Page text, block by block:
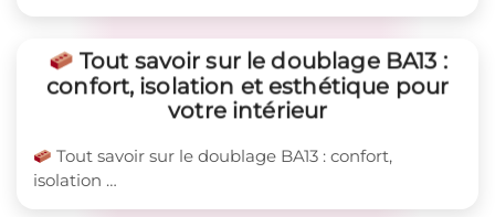
Tout savoir sur le doublage BA13 :
confort, isolation et esthétique pour
votre intérieur
Tout savoir sur le doublage BA13 : confort,
isolation …